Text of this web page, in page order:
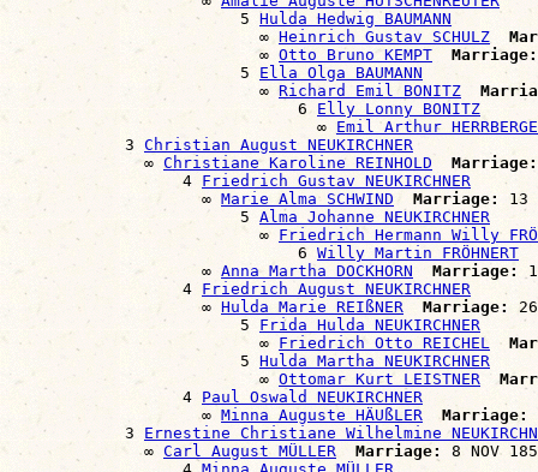
                        5
Hulda Hedwig BAUMANN
                          ∞
Heinrich Gustav SCHULZ
                          ∞
Otto Bruno KEMPT
Marriage:
                        5
Ella Olga BAUMANN
                          ∞
Richard Emil BONITZ
                              6
Elly Lonny BONITZ
                                ∞
Emil Arthur
            3
Christian August NEUKIRCHNER
              ∞
Christiane Karoline REINHOLD
Marriage:
                  4
Friedrich Gustav NEUKIRCHNER
                    ∞
Marie Alma SCHWIND Marriage:
13
                        5
Alma Johanne NEUKIRCHNER
                          ∞
Friedrich Hermann Willy
                              6
Willy Martin FRÖHNERT
                    ∞
Anna Martha DOCKHORN Marriage:
                  4
Friedrich August NEUKIRCHNER
                    ∞
Hulda Marie REIßNER Marriage:
                        5
Frida Hulda NEUKIRCHNER
                          ∞
Friedrich Otto REICHEL
                        5
Hulda Martha NEUKIRCHNER
                          ∞
Ottomar Kurt LEISTNER
                  4
Paul Oswald NEUKIRCHNER
                    ∞
Minna Auguste HÄUßLER Marriage:
            3
Ernestine Christiane Wilhelmine
              ∞
Carl August MÜLLER Marriage:
8 NOV